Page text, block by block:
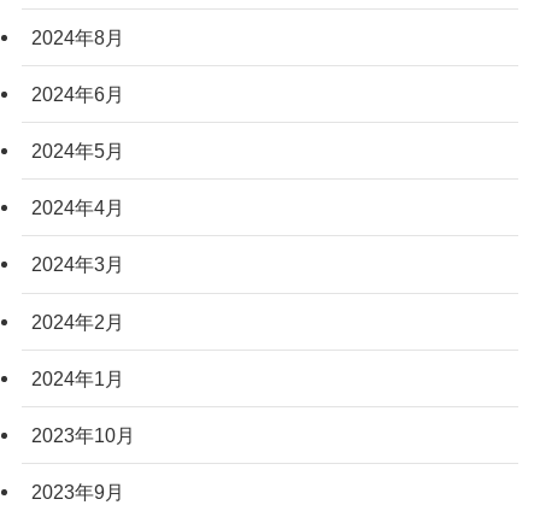
2024年8月
2024年6月
2024年5月
2024年4月
2024年3月
2024年2月
2024年1月
2023年10月
2023年9月